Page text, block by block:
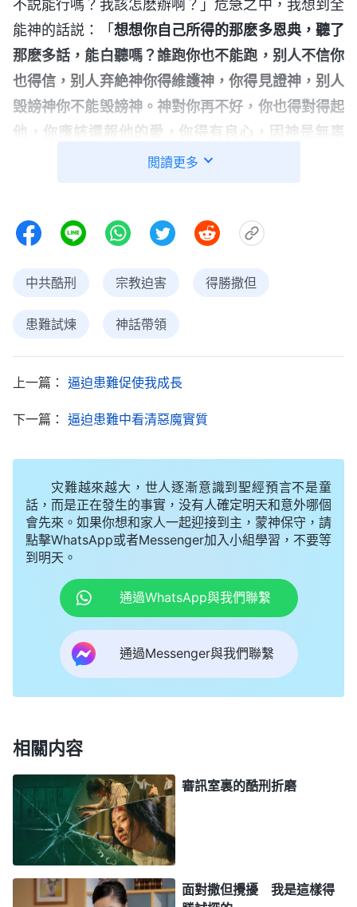
不説能行嗎？我該怎麽辦啊？」危急之中，我想到全
能神的話説：「想想你自己所得的那麽多恩典，聽了
那麽多話，能白聽嗎？誰跑你也不能跑，别人不信你
也得信，别人弃絶神你得維護神，你得見證神，别人
毁謗神你不能毁謗神。神對你再不好，你也得對得起
他，你應該還報他的愛，你得有良心，因神是無辜
的。他從天來在地上作工在人中間已是受了極大屈辱
…… 」
《話・卷一 神的顯現與作工・拯救摩押後代的意
譴責。想想跟隨全能神這幾年來，我享受了神不盡的
來無人能明白的真理，知道了人生存的意義與價值，
脱離了以往痛苦、凄凉、無助的黑暗生活。神給我這
麽大的愛，我怎麽能忘記呢？怎麽一聽説有人背叛了
神，我就不知所措甚至也想背叛神呢？想到這兒，我
個人對我有恩，我尚且想方設法報答他，而神給了我
這麽多恩典、祝福，賜給了我這麽大的救恩，我却良
心麻木，不但不懂得還報，反而在危難之時還想背叛
神，我這不是太傷神的心嗎？此時，我為自己剛才的
猶豫懊悔萬分。若真有人背叛了神，那這正是神最痛
苦、最傷心的時候，在此時我應該以自己的忠心來安
慰神的心，可自私卑鄙的我不但没有站在神的一邊，
反而為了苟且偷生也想背叛神，我的所思所想盡為自
己，没有一點良心理智，太傷神心、太令神厭憎了！
自責、懊悔中，我默默地向神禱告：「全能神啊！我
我還給你的却是傷與痛。神啊！感謝你的帶領使我知
道了接下來該怎樣做，現在我願用實際行動來滿足你
一次，不管撒但怎麽折磨我，我寧死也要為你站住見
證，决不背叛你！」惡警看到我泪流滿面的樣子以為
我動摇了，就走到我跟前「温和」地説：「快説吧，
讓我背叛神，没門兒！」他一聽，氣得暴跳如雷，一
閲讀更多
中共酷刑 宗教迫害 得勝撒但
患難試煉 神話帶領
上一篇： 逼迫患難促使我成長
下一篇： 逼迫患難中看清惡魔實質
灾難越來越大，世人逐漸意識到聖經預言不是童
話，而是正在發生的事實，没有人確定明天和意外哪個
會先來。如果你想和家人一起迎接到主，蒙神保守，請
點擊WhatsApp或者Messenger加入小組學習，不要等
到明天。
通過WhatsApp與我們聯繫
通過Messenger與我們聯繫
相關内容
審訊室裏的酷刑折磨
面對撒但攪擾 我是這樣得